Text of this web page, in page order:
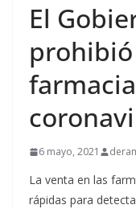
El
6 mayo, 2021
La venta en las
rápidas para